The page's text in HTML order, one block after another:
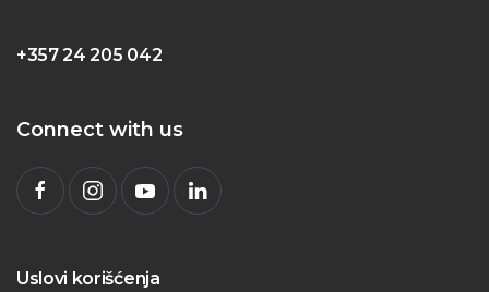
+357 24 205 042
Connect with us
Uslovi korišćenja